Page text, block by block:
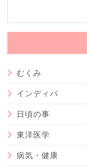
むくみ
インディバ
日頃の事
東洋医学
病気・健康